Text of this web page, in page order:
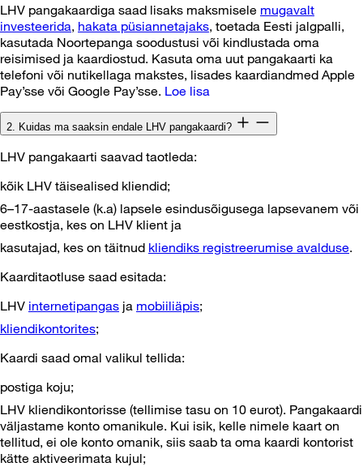
LHV pangakaardiga saad lisaks maksmisele mugavalt
investeerida, hakata püsiannetajaks, toetada Eesti jalgpalli,
kasutada Noortepanga soodustusi või kindlustada oma
reisimised ja kaardiostud. Kasuta oma uut pangakaarti ka
telefoni või nutikellaga makstes, lisades kaardiandmed Apple
Pay’sse või Google Pay’sse. Loe lisa
2. Kuidas ma saaksin endale LHV pangakaardi?
LHV pangakaarti saavad taotleda:
kõik LHV täisealised kliendid;
6–17-aastasele (k.a) lapsele esindusõigusega lapsevanem või
eestkostja, kes on LHV klient ja
kasutajad, kes on täitnud kliendiks registreerumise avalduse.
Kaarditaotluse saad esitada:
LHV internetipangas ja mobiiliäpis;
kliendikontorites;
Kaardi saad omal valikul tellida:
postiga koju;
LHV kliendikontorisse (tellimise tasu on 10 eurot). Pangakaardi
väljastame konto omanikule. Kui isik, kelle nimele kaart on
tellitud, ei ole konto omanik, siis saab ta oma kaardi kontorist
kätte aktiveerimata kujul;